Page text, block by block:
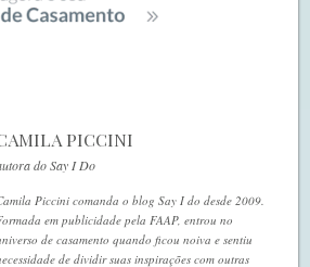
PICCINI
do Say I Do
Piccini comanda o blog Say I do desde 2009.
em publicidade pela FAAP, entrou no
de casamento quando ficou noiva e sentiu
de dividir suas inspirações com outras